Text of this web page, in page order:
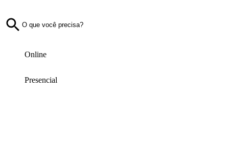
Online
Presencial